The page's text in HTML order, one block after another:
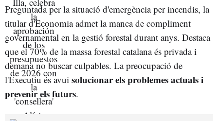
Preguntada per la situació d'emergència per incendis, la
titular d'Economia admet la manca de compliment
governamental en la gestió forestal durant anys. Destaca
que el 70% de la massa forestal catalana és privada i
demana no buscar culpables. La preocupació de
l'Executiu és avui solucionar els problemes actuals i
prevenir els futurs.